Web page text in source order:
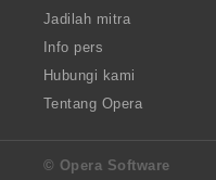
Jadilah mitra
Info pers
Hubungi kami
Tentang Opera
© Opera Software